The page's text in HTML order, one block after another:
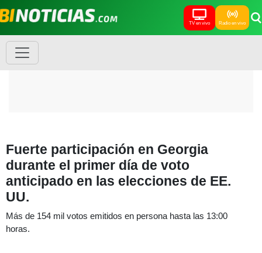
TV en vivo Radio en vivo
Fuerte participación en Georgia
durante el primer día de voto
anticipado en las elecciones de EE.
UU.
Más de 154 mil votos emitidos en persona hasta las 13:00
horas.